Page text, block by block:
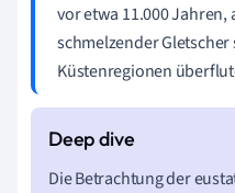
vor etwa 11.000
schmelzender
Küstenregionen
Die Betrachtung der